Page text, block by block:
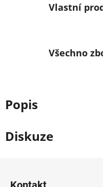
Vlastní
Všechno
Popis
Diskuze